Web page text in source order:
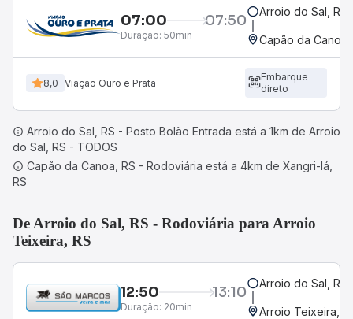
07:00 07:50
Duração: 50min
Arroio do Sal, RS
Capão da
8,0 Viação Ouro e Prata
Embarque
direto
Arroio do Sal, RS - Posto Bolão Entrada está a 1km de Arroio
do Sal, RS - TODOS
Capão da Canoa, RS - Rodoviária está a 4km de Xangri-lá,
RS
De Arroio do Sal, RS - Rodoviária para Arroio
Teixeira, RS
12:50 13:10
Duração: 20min
Arroio do Sal, RS
Arroio Teixeira,